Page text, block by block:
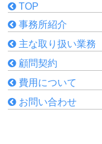
TOP
事務所紹介
主な取り扱い業務
顧問契約
費用について
お問い合わせ